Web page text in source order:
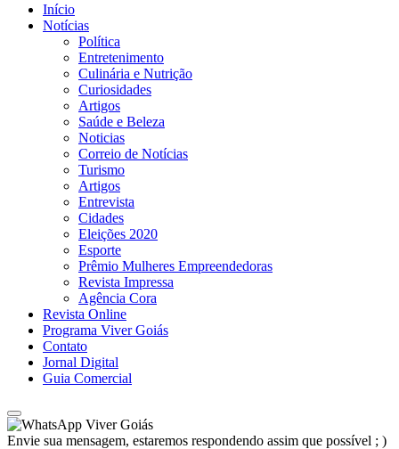
Início
Notícias
Política
Entretenimento
Culinária e Nutrição
Curiosidades
Artigos
Saúde e Beleza
Noticias
Correio de Notícias
Turismo
Artigos
Entrevista
Cidades
Eleições 2020
Esporte
Prêmio Mulheres Empreendedoras
Revista Impressa
Agência Cora
Revista Online
Programa Viver Goiás
Contato
Jornal Digital
Guia Comercial
Viver Goiás
Envie sua mensagem, estaremos respondendo assim que possível ; )